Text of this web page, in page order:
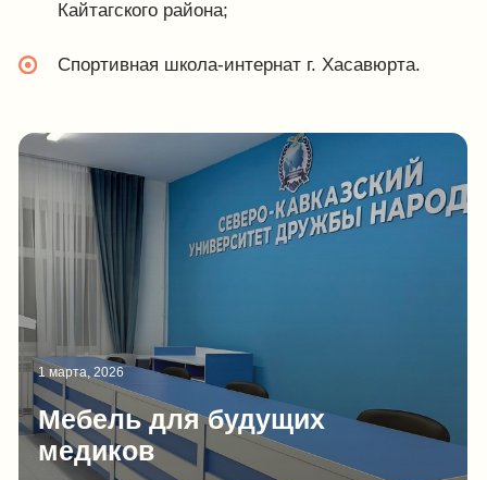
Бюджетная логистика
Гибкие условия оплаты
Скорость работы
Сроки выполнения заказа
в среднем до 2-х недель
Старт работ возможен после
предоплаты 30%
Наши цены не выше, чем
у крупнейших фабрик РФ
Выгоднее, чем при заказе
из других регионов России
и долговечность нашей продукции.